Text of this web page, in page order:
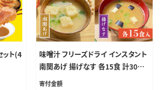
ット(4
味噌汁 フリーズドライ インスタント
南関あげ 揚げなす 各15食 計30食
[タムラ 福岡県 宇美町 um40azp05
寄付金額